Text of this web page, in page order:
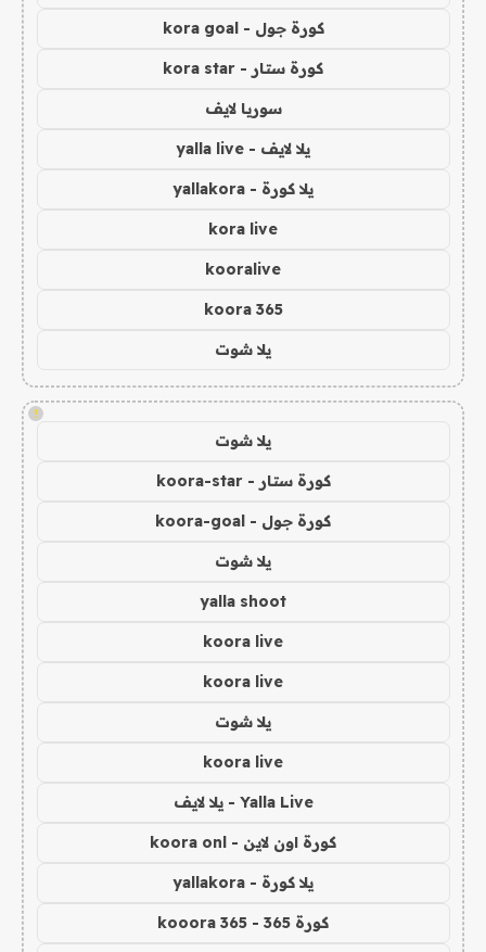
كورة جول - kora goal
كورة ستار - kora star
سوريا لايف
يلا لايف - yalla live
يلا كورة - yallakora
kora live
kooralive
koora 365
يلا شوت
!
يلا شوت
كورة ستار - koora-star
كورة جول - koora-goal
يلا شوت
yalla shoot
koora live
koora live
يلا شوت
koora live
Yalla Live - يلا لايف
كورة اون لاين - koora onl
يلا كورة - yallakora
كورة 365 - kooora 365